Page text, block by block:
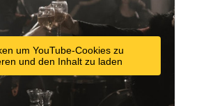
um YouTube-Cookies zu
und den Inhalt zu laden